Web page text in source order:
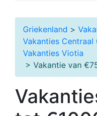
Griekenland >
Vakanties Centraal
Vakanties Viotia
> Vakantie van